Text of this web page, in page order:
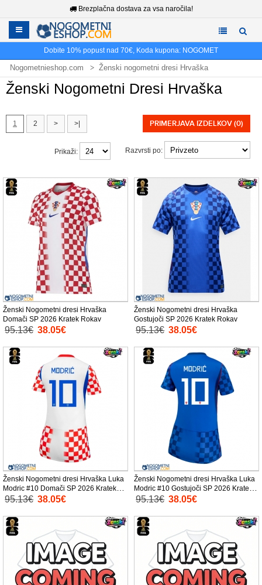
Brezplačna dostava za vsa naročila!
Dobite 10% popust nad 70€, Koda kupona: NOGOMET
Nogometnieshop.com Ženski nogometni dresi Hrvaška
Ženski Nogometni Dresi Hrvaška
1 2 > >| PRIMERJAVA IZDELKOV (0)
Razvrsti po:
Prikaži:
Ženski Nogometni dresi Hrvaška
Domači SP 2026 Kratek Rokav
95.13€ 38.05€
Ženski Nogometni dresi Hrvaška
Gostujoči SP 2026 Kratek Rokav
95.13€ 38.05€
Ženski Nogometni dresi Hrvaška Luka
Modric #10 Domači SP 2026 Kratek
Rokav
95.13€ 38.05€
Ženski Nogometni dresi Hrvaška Luka
Modric #10 Gostujoči SP 2026 Kratek
Rokav
95.13€ 38.05€